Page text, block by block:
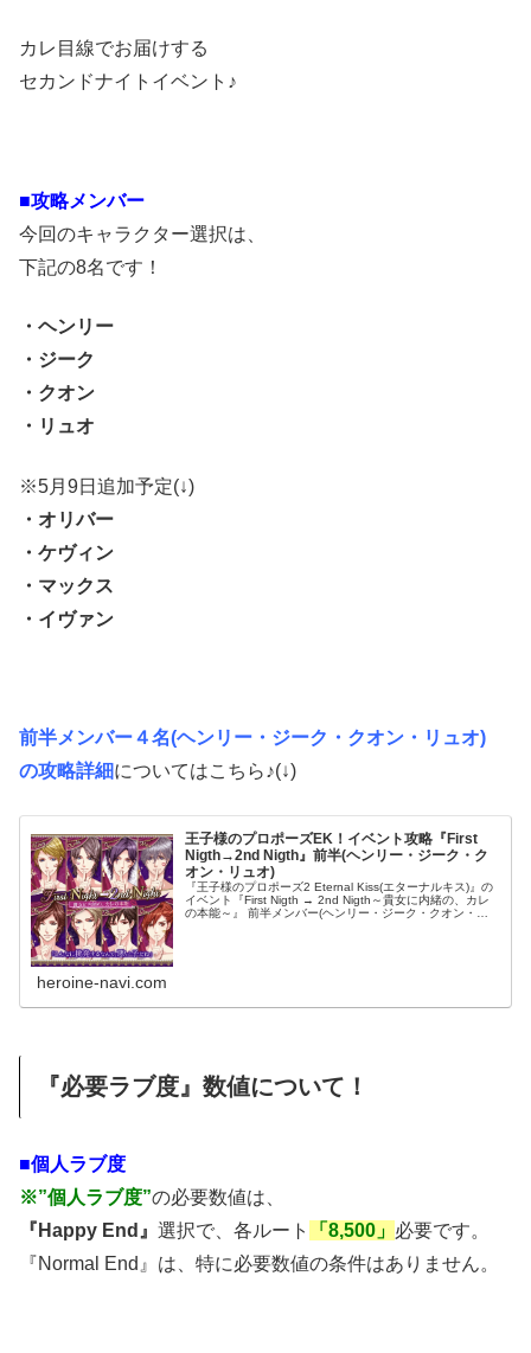
カレ目線でお届けする
セカンドナイトイベント♪
■攻略メンバー
今回のキャラクター選択は、
下記の8名です！
・ヘンリー
・ジーク
・クオン
・リュオ
※5月9日追加予定(↓)
・オリバー
・ケヴィン
・マックス
・イヴァン
前半メンバー４名(ヘンリー・ジーク・クオン・リュオ)
の攻略詳細についてはこちら♪(↓)
王子様のプロポーズEK！イベント攻略『First
Nigth→2nd Nigth』前半(ヘンリー・ジーク・ク
オン・リュオ)
『王子様のプロポーズ2 Eternal Kiss(エターナルキス)』の
イベント『First Nigth → 2nd Nigth～貴女に内緒の、カレ
の本能～』 前半メンバー(ヘンリー・ジーク・クオン・リ
heroine-navi.com
『必要ラブ度』数値について！
■個人ラブ度
※”個人ラブ度”の必要数値は、
『Happy End』 選択で、各ルート 「8,500」 必要です。
『Normal End』は、特に必要数値の条件はありません。